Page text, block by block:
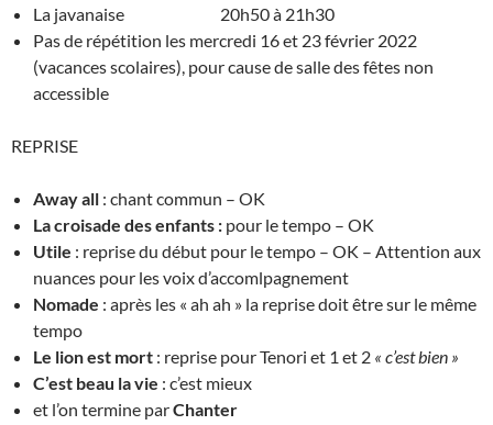
La javanaise 20h50 à 21h30
Pas de répétition les mercredi 16 et 23 février 2022
(vacances scolaires), pour cause de salle des fêtes non
accessible
REPRISE
Away all : chant commun – OK
La croisade des enfants : pour le tempo – OK
Utile : reprise du début pour le tempo – OK – Attention aux
nuances pour les voix d’accomlpagnement
Nomade : après les « ah ah » la reprise doit être sur le même
tempo
Le lion est mort : reprise pour Tenori et 1 et 2 « c’est bien »
C’est beau la vie : c’est mieux
et l’on termine parChanter